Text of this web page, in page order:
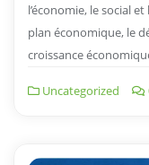
l’économie, le social
plan économique, le
croissance
Uncategorized